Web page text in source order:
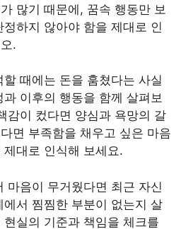
많기 때문에, 꿈속 행동만 보
하지 않아야 함을 제대로 인
.
때에는 돈을 훔쳤다는 사실
이후의 행동을 함께 살펴보
감이 컸다면 양심과 욕망의 갈
면 부족함을 채우고 싶은 마음
대로 인식해 보세요.
마음이 무거웠다면 최근 자신
서 찜찜한 부분이 없는지 살
실의 기준과 책임을 체크를